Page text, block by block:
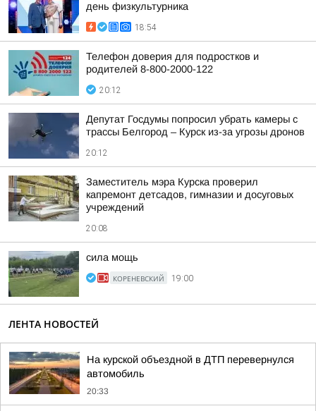
день физкультурника
18:54
Телефон доверия для подростков и
родителей 8-800-2000-122
20:12
Депутат Госдумы попросил убрать камеры с
трассы Белгород – Курск из-за угрозы дронов
20:12
Заместитель мэра Курска проверил
капремонт детсадов, гимназии и досуговых
учреждений
20:08
сила мощь
КОРЕНЕВСКИЙ 19:00
ЛЕНТА НОВОСТЕЙ
На курской объездной в ДТП перевернулся
автомобиль
20:33